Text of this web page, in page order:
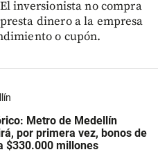
inversionista no compra
dinero a la empresa
o cupón.
Metro de Medellín
por primera vez, bonos de
$330.000 millones